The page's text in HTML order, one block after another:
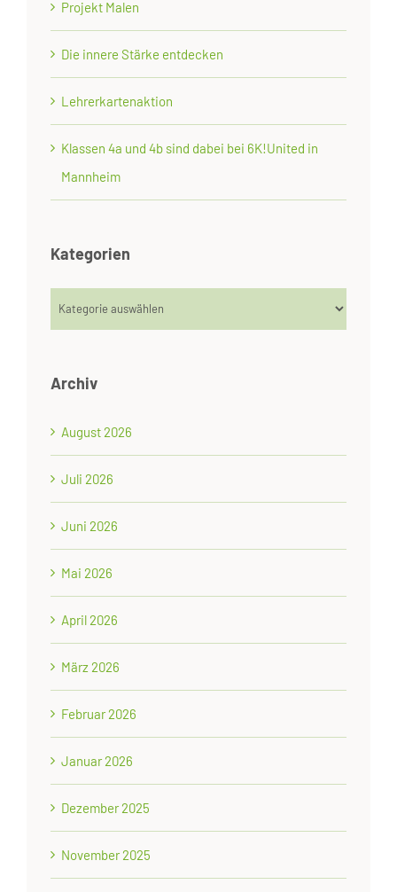
Projekt Malen
Die innere Stärke entdecken
Lehrerkartenaktion
Klassen 4a und 4b sind dabei bei 6K!United in
Mannheim
Kategorien
Kategorien
Archiv
August 2026
Juli 2026
Juni 2026
Mai 2026
April 2026
März 2026
Februar 2026
Januar 2026
Dezember 2025
November 2025